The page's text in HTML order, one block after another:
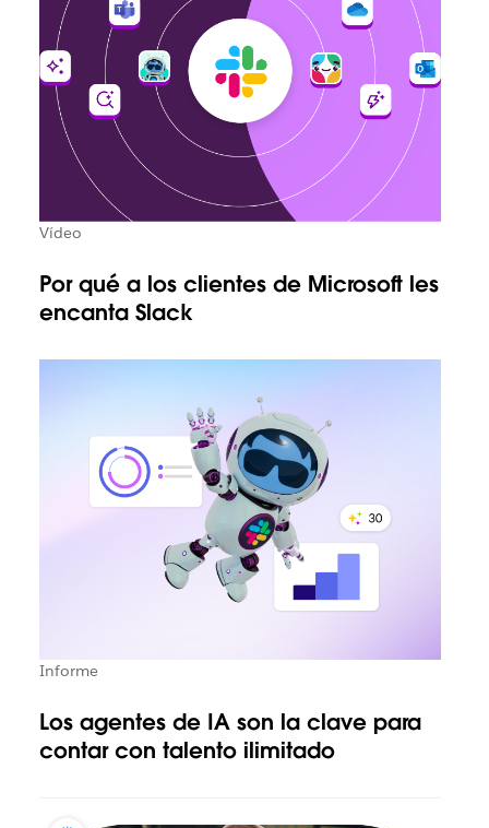
Vídeo
Por qué a los clientes de Microsoft les
encanta Slack
Informe
Los agentes de IA son la clave para
contar con talento ilimitado